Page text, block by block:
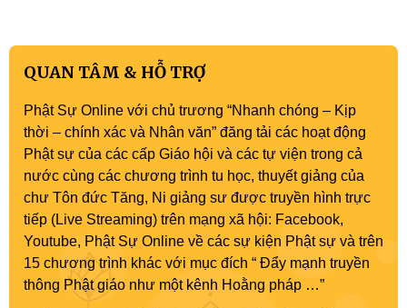
QUAN TÂM & HỖ TRỢ
Phật Sự Online với chủ trương “Nhanh chóng – Kịp
thời – chính xác và Nhân văn” đăng tải các hoạt động
Phật sự của các cấp Giáo hội và các tự viện trong cả
nước cùng các chương trình tu học, thuyết giảng của
chư Tôn đức Tăng, Ni giảng sư được truyền hình trực
tiếp (Live Streaming) trên mạng xã hội: Facebook,
Youtube, Phật Sự Online về các sự kiện Phật sự và trên
15 chương trình khác với mục đích “ Đẩy mạnh truyền
thông Phật giáo như một kênh Hoằng pháp …”